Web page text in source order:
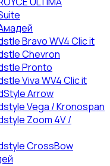
Bravo WV4 Clic it
Chevron
Pronto
Viva WV4 Clic it
Arrow
Vega / Kronospan
Zoom 4V /
СrossBow